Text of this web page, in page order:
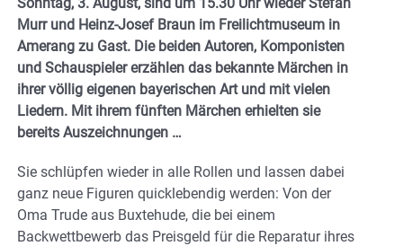
Murr und Heinz-Josef Braun im Freilichtmuseum in
Amerang zu Gast. Die beiden Autoren, Komponisten
und Schauspieler erzählen das bekannte Märchen in
ihrer völlig eigenen bayerischen Art und mit vielen
Liedern. Mit ihrem fünften Märchen erhielten sie
bereits Auszeichnungen …
Sie schlüpfen wieder in alle Rollen und lassen dabei
ganz neue Figuren quicklebendig werden: Von der
Oma Trude aus Buxtehude, die bei einem
Backwettbewerb das Preisgeld für die Reparatur ihres